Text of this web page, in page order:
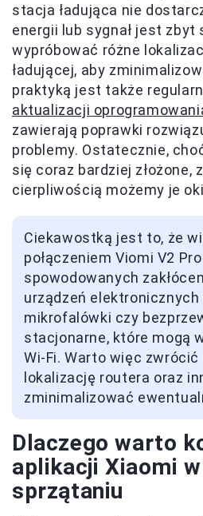
stacja ładująca nie
energii lub sygnał jest zbyt
wypróbować różne
ładującej, aby
praktyką jest także
aktualizacji
zawierają poprawki
problemy. Ostatecznie,
się coraz bardziej złożone,
cierpliwością możemy je
Ciekawostką jest to, że
połączeniem Viomi V2
spowodowanych
urządzeń
mikrofalówki czy
stacjonarne, które mogą
Wi-Fi. Warto więc zwrócić
lokalizację routera oraz
zminimalizować
Dlaczego warto
aplikacji Xiaomi
sprzątaniu